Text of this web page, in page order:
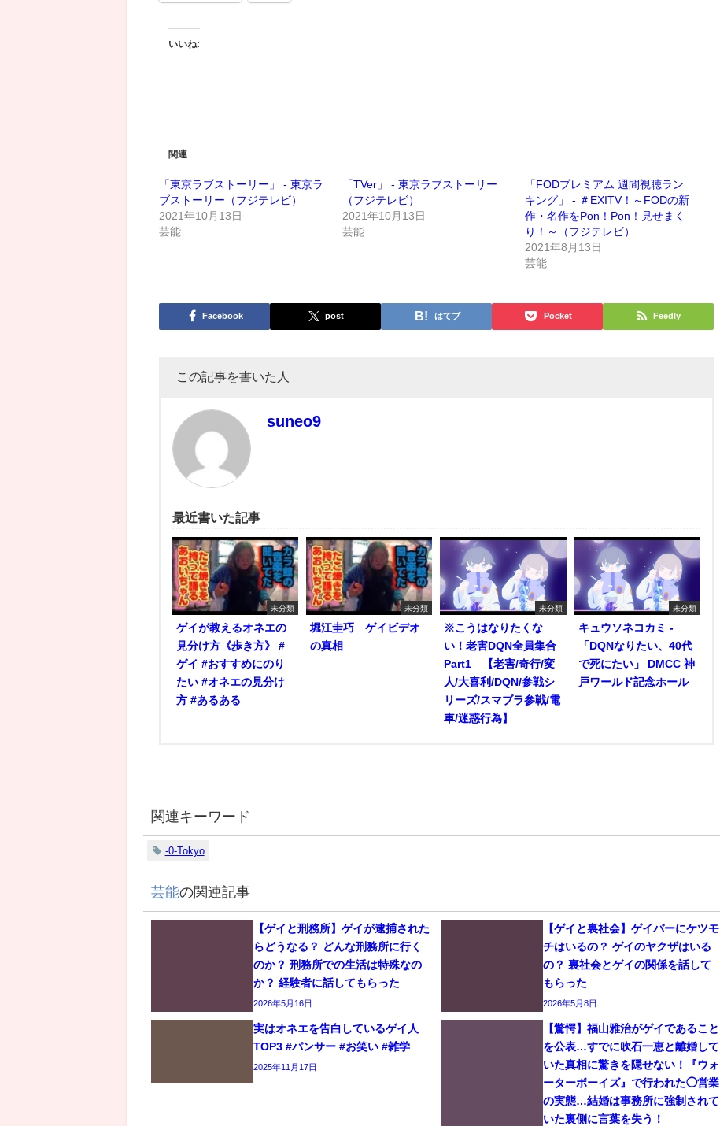
いいね:
関連
「東京ラブストーリー」 - 東京ラ
ブストーリー（フジテレビ）
2021年10月13日
芸能
「TVer」 - 東京ラブストーリー
（フジテレビ）
2021年10月13日
芸能
「FODプレミアム 週間視聴ラン
キング」 - ＃EXITV！～FODの新
作・名作をPon！Pon！見せまく
り！～（フジテレビ）
2021年8月13日
芸能
Facebook post はてブ Pocket Feedly
この記事を書いた人
suneo9
最近書いた記事
未分類
ゲイが教えるオネエの
見分け方《歩き方》 #
ゲイ #おすすめにのり
たい #オネエの見分け
方 #あるある
未分類
堀江圭巧 ゲイビデオ
の真相
未分類
※こうはなりたくな
い！老害DQN全員集合
Part1 【老害/奇行/変
人/大喜利/DQN/参戦シ
リーズ/スマブラ参戦/電
車/迷惑行為】
未分類
キュウソネコカミ -
「DQNなりたい、40代
で死にたい」 DMCC 神
戸ワールド記念ホール
関連キーワード
-0-Tokyo
芸能の関連記事
【ゲイと刑務所】ゲイが逮捕された
らどうなる？ どんな刑務所に行く
のか？ 刑務所での生活は特殊なの
か？ 経験者に話してもらった
2026年5月16日
【ゲイと裏社会】ゲイバーにケツモ
チはいるの？ ゲイのヤクザはいる
の？ 裏社会とゲイの関係を話して
もらった
2026年5月8日
実はオネエを告白しているゲイ人
TOP3 #パンサー #お笑い #雑学
2025年11月17日
【驚愕】福山雅治がゲイであること
を公表…すでに吹石一恵と離婚して
いた真相に驚きを隠せない！『ウォ
ーターボーイズ』で行われた◯営業
の実態…結婚は事務所に強制されて
いた裏側に言葉を失う！